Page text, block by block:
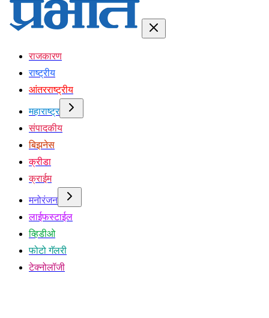
राजकारण
राष्ट्रीय
आंतरराष्ट्रीय
महाराष्ट्र
संपादकीय
बिझनेस
क्रीडा
क्राईम
मनोरंजन
लाईफस्टाईल
व्हिडीओ
फोटो गॅलरी
टेक्नोलॉजी